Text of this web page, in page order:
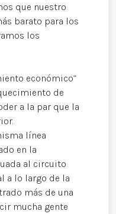
que nuestro
barato para los
los
económico”
de
a la par que la
línea
en la
al circuito
a lo largo de la
más de una
mucha gente